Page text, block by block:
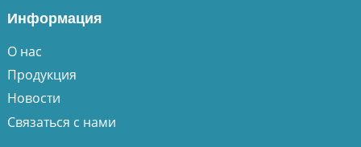
Информация
О нас
Продукция
Новости
Связаться с нами